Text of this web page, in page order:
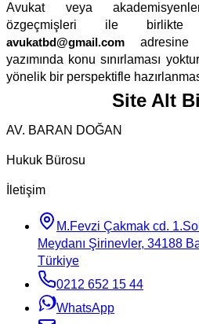
Avukat veya
özgeçmişleri ile birlikte
avukatbd@gmail.com adresine
yazımında konu sınırlaması
yönelik bir perspektifle
Site Alt
AV. BARAN DOĞAN
Hukuk Bürosu
İletişim
M.Fevzi Çakmak cd.
Meydanı Şirinevler, 34188
Türkiye
0212 652 15 44
WhatsApp